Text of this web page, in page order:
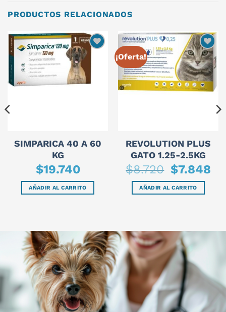
PRODUCTOS RELACIONADOS
SIMPARICA 40 A 60
KG
$19.740
AÑADIR AL CARRITO
¡Oferta!
REVOLUTION PLUS
GATO 1.25-2.5KG
$8.720
El
precio
original
era:
$8.720.
$7.848El
AÑADIR AL CARRITO